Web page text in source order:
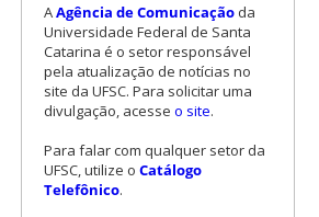
AAgência de Comunicaçãoda
Universidade Federal de Santa
Catarina é o setor responsável
pela atualização de notícias no
site da UFSC. Para solicitar uma
divulgação, acesse o site.
Para falar com qualquer setor da
UFSC, utilize o Catálogo
Telefônico.